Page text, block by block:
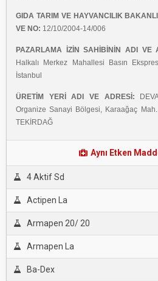
GIDA TARIM VE HAYVANCILIK
VE NO: 12/10/2004-14/006
PAZARLAMA İZİNSAHİBİNİN ADI VE
Halkalı Merkez Mahallesi Basın
İstanbul
ÜRETİM YERİ ADI VE ADRESİ:
Organize Sanayi Bölgesi, Karaağaç
TEKİRDAĞ
Aynı Etken
4 Aktif Sd
Actipen La
Armapen 20/ 20
Armapen La
Ba-Dex